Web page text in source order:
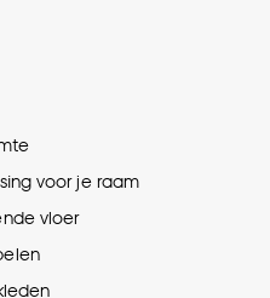
voor je raam
vloer